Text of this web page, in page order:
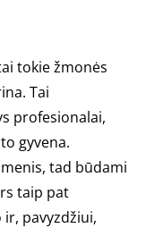
tokie žmonės
Tai
profesionalai,
gyvena.
tad būdami
taip pat
pavyzdžiui,